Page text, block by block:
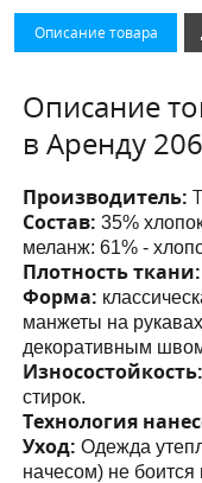
Описание товара
Описание
в Аренду
Производитель:
Состав: 35%
меланж:61% -
Плотность ткани:
Форма:
манжеты на
декоративным
Износостойкость:
стирок.
Технология
Уход: Одежда
начесом) не боится